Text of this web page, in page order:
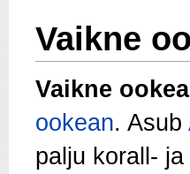
Vaikne
Vaikne
ookean. Asub
palju korall-